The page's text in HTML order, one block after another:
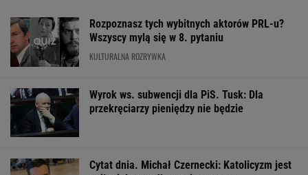
Rozpoznasz tych wybitnych aktorów PRL-u?
Wszyscy mylą się w 8. pytaniu
KULTURALNA ROZRYWKA
Wyrok ws. subwencji dla PiS. Tusk: Dla
przekręciarzy pieniędzy nie będzie
Cytat dnia. Michał Czernecki: Katolicyzm jest